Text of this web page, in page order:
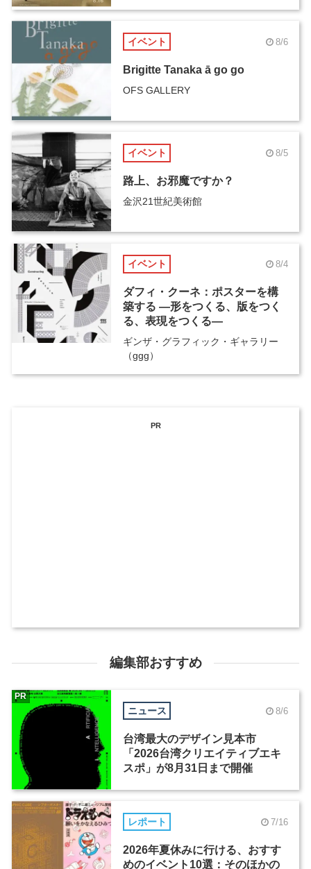
イベント 8/6
Brigitte Tanaka ā go go
OFS GALLERY
イベント 8/5
路上、お邪魔ですか？
金沢21世紀美術館
イベント 8/4
ダフィ・クーネ：ポスターを構
築する ―形をつくる、版をつく
る、表現をつくる―
ギンザ・グラフィック・ギャラリー
（ggg）
PR
編集部おすすめ
ニュース 8/6
台湾最大のデザイン見本市
「2026台湾クリエイティブエキ
スポ」が8月31日まで開催
PR
レポート 7/16
2026年夏休みに行ける、おすす
めのイベント10選：そのほかの